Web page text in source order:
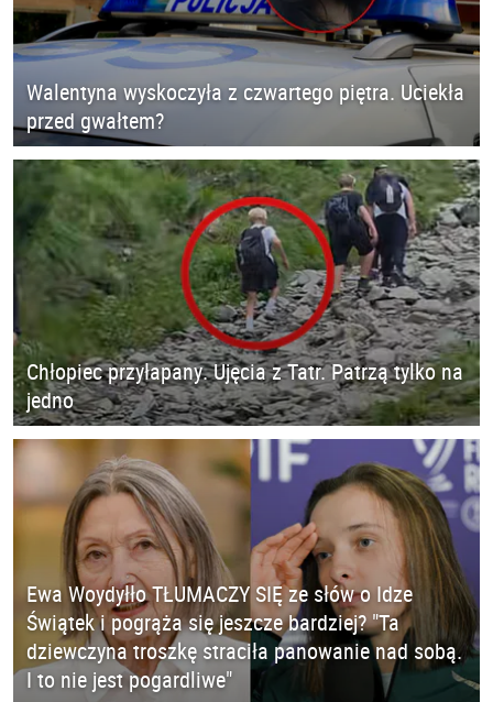
Walentyna wyskoczyła z czwartego piętra. Uciekła
przed gwałtem?
Chłopiec przyłapany. Ujęcia z Tatr. Patrzą tylko na
jedno
Ewa Woydyłło TŁUMACZY SIĘ ze słów o Idze
Świątek i pogrąża się jeszcze bardziej? "Ta
dziewczyna troszkę straciła panowanie nad sobą.
I to nie jest pogardliwe"